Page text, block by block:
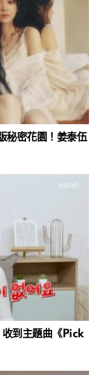
秘密花園！姜泰伍
到主題曲《Pick